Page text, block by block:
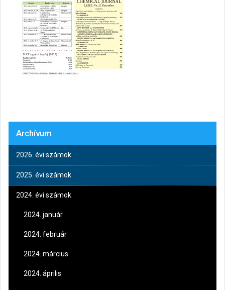
Archívum
2026. évi számok
2025. évi számok
2024. évi számok
2024. január
2024. február
2024. március
2024. április